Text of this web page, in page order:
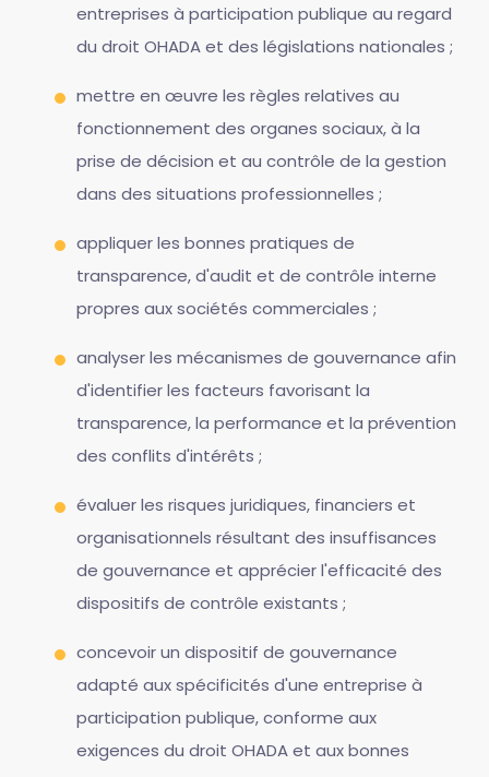
entreprises à participation publique au regard
du droit OHADA et des législations nationales ;
mettre en œuvre les règles relatives au
fonctionnement des organes sociaux, à la
prise de décision et au contrôle de la gestion
dans des situations professionnelles ;
appliquer les bonnes pratiques de
transparence, d'audit et de contrôle interne
propres aux sociétés commerciales ;
analyser les mécanismes de gouvernance afin
d'identifier les facteurs favorisant la
transparence, la performance et la prévention
des conflits d'intérêts ;
évaluer les risques juridiques, financiers et
organisationnels résultant des insuffisances
de gouvernance et apprécier l'efficacité des
dispositifs de contrôle existants ;
concevoir un dispositif de gouvernance
adapté aux spécificités d'une entreprise à
participation publique, conforme aux
exigences du droit OHADA et aux bonnes